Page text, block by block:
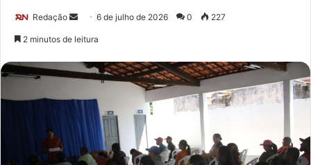
Redação
a
d
u
e
-
6 de julho de 2026 0 227
2 minutos de leitura